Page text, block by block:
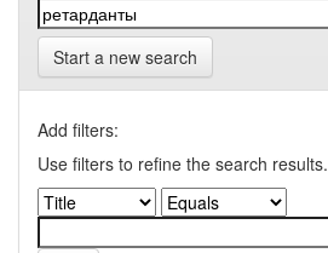
Start a new search
Add filters:
Use filters to refine the search results.